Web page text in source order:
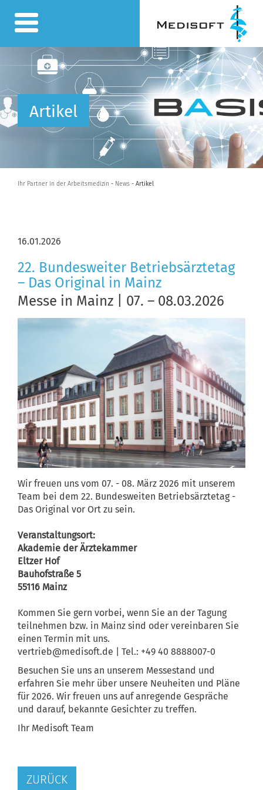
Artikel
Ihr Partner in der Arbeitsmedizin - News- Artikel
16.01.2026
22. Bundesweiter Betriebsärztetag
– Das Original in Mainz
Messe in Mainz | 07. – 08.03.2026
Wir freuen uns vom 07. - 08. März 2026 mit unserem
Team bei dem 22. Bundesweiten Betriebsärztetag -
Das Original vor Ort zu sein.
Veranstaltungsort:
Akademie der Ärztekammer
Eltzer Hof
Bauhofstraße 5
55116 Mainz
Kommen Sie gern vorbei, wenn Sie an der Tagung
teilnehmen bzw. in Mainz sind oder vereinbaren Sie
einen Termin mit uns.
vertrieb@medisoft.de | Tel.: +49 40 8888007-0
Besuchen Sie uns an unserem Messestand und
erfahren Sie mehr über unsere Neuheiten und Pläne
für 2026. Wir freuen uns auf anregende Gespräche
und darauf, bekannte Gesichter zu treffen.
Ihr Medisoft Team
ZURÜCK